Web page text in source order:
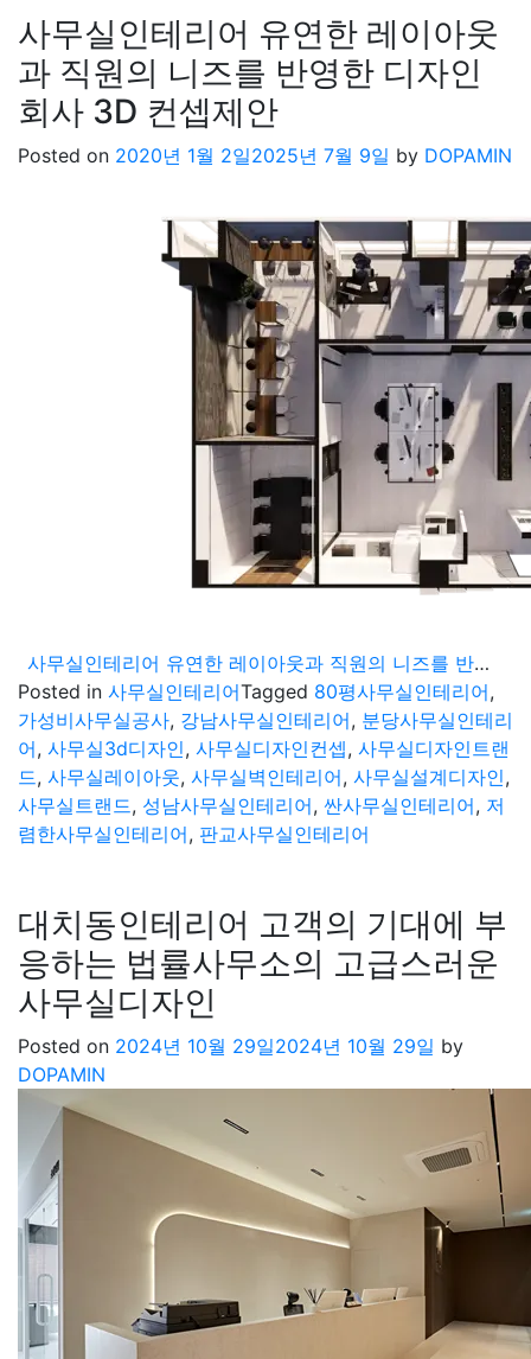
사무실인테리어 유연한 레이아웃
과 직원의 니즈를 반영한 디자인
회사 3D 컨셉제안
Posted on 2020년 1월 2일2025년 7월 9일 by DOPAMIN
사무실인테리어 유연한 레이아웃과 직원의 니즈를 반영한 디자인 회사 3D 컨셉제안
Posted in 사무실인테리어Tagged 80평사무실인테리어,
가성비사무실공사, 강남사무실인테리어, 분당사무실인테리
어, 사무실3d디자인, 사무실디자인컨셉, 사무실디자인트랜
드, 사무실레이아웃, 사무실벽인테리어, 사무실설계디자인,
사무실트랜드, 성남사무실인테리어, 싼사무실인테리어, 저
렴한사무실인테리어, 판교사무실인테리어
대치동인테리어 고객의 기대에 부
응하는 법률사무소의 고급스러운
사무실디자인
Posted on 2024년 10월 29일2024년 10월 29일 by
DOPAMIN